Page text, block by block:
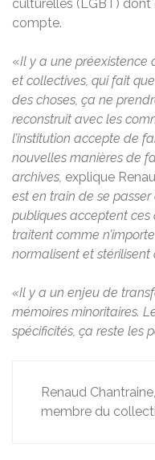
culturelles (LGBT) dont
compte.
«Il y a une préexistence
et collectives, qui fait
des choses, ça ne
reconstruit avec les
l’institution accepte de
nouvelles manières de
archives, explique
est en train de se passer
publiques acceptent ces
traitent comme
normalisent et
«Il y a un enjeu de
mémoires minoritaires.
spécificités, ça reste les
Renaud
membre du